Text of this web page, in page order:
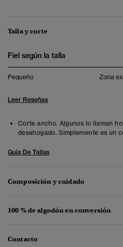
Talla y corte
Fiel según la talla
Pequeño Zona
Leer Reseñas
Corte ancho. Algunos lo llaman
desahogado. Simplemente es un
Guía De Tallas
Composición y cuidado
100 % de algodón en conversión
Contacto